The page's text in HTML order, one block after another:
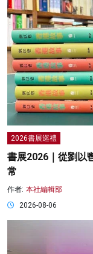
2026書展巡禮
書展2026｜從劉以
常
作者: 本社編輯部
2026-08-06